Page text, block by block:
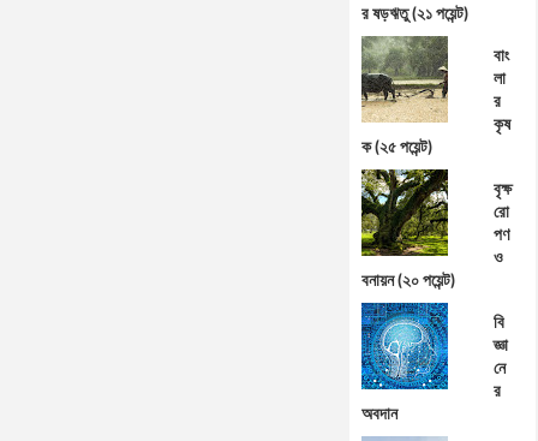
র ষড়ঋতু (২১ পয়েন্ট)
বাং
লা
র
কৃষ
ক (২৫ পয়েন্ট)
বৃক্ষ
রো
পণ
ও
বনায়ন (২০ পয়েন্ট)
বি
জ্ঞা
নে
র
অবদান